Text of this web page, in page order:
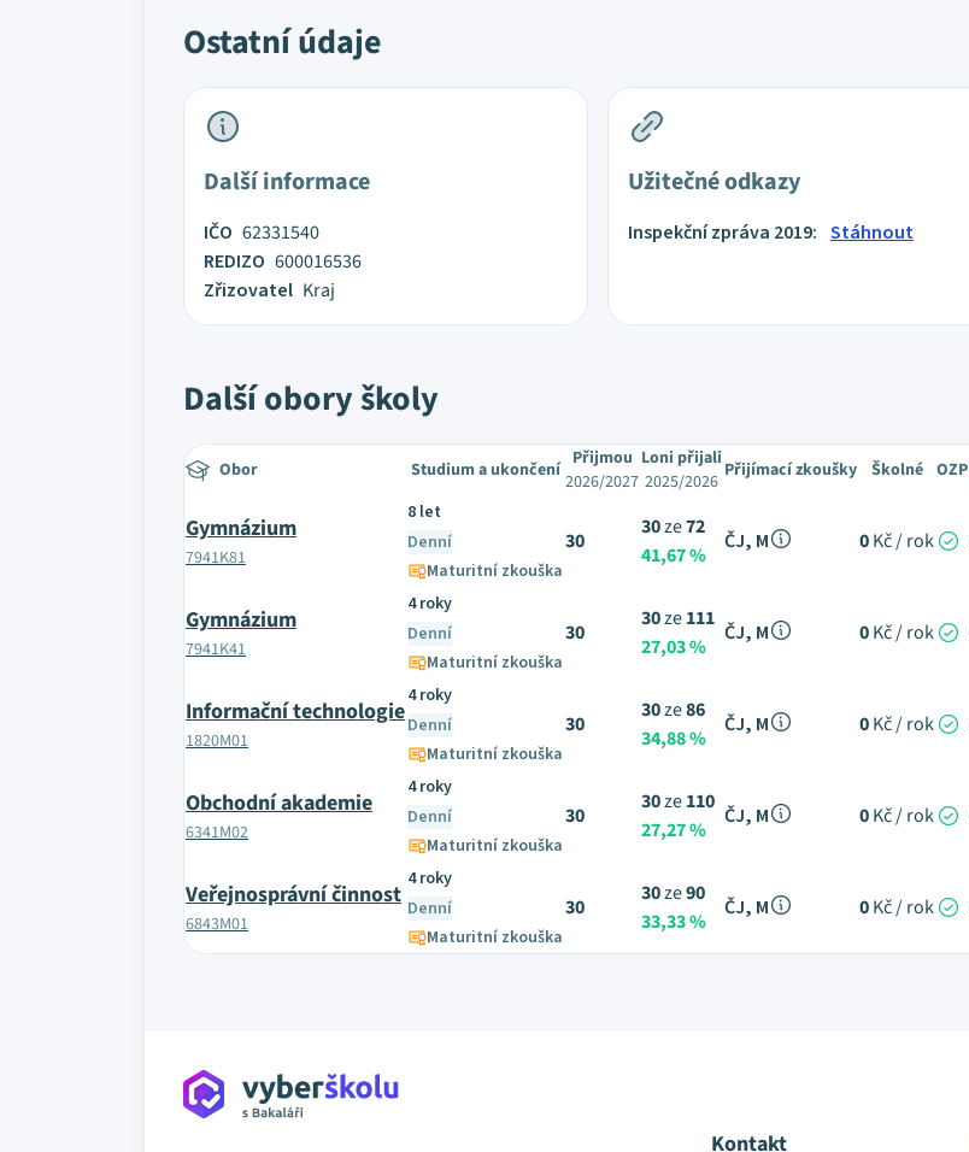
Ostatní údaje
Další informace
IČO 62331540
REDIZO 600016536
Zřizovatel Kraj
Užitečné odkazy
Inspekční zpráva 2019: Stáhnout
Další obory školy
Obor Studium a ukončení Přijmou
2026/2027
Loni přijali
2025/2026 Přijímací zkoušky Školné OZP
Gymnázium
7941K81
8 let
Denní
Maturitní zkouška
30
30ze72
41,67 %
ČJ, M 0Kč / rok
Gymnázium
7941K41
4 roky
Denní
Maturitní zkouška
30
30ze111
27,03 %
ČJ, M 0Kč / rok
Informační technologie
1820M01
4 roky
Denní
Maturitní zkouška
30
30ze86
34,88 %
ČJ, M 0Kč / rok
Obchodní akademie
6341M02
4 roky
Denní
Maturitní zkouška
30
30ze110
27,27 %
ČJ, M 0Kč / rok
Veřejnosprávní činnost
6843M01
4 roky
Denní
Maturitní zkouška
30
30ze90
33,33 %
ČJ, M 0Kč / rok
Kontakt